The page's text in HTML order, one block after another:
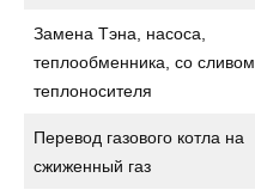
Замена Тэна, насоса,
теплообменника, со сливом
теплоносителя
Перевод газового котла на
сжиженный газ